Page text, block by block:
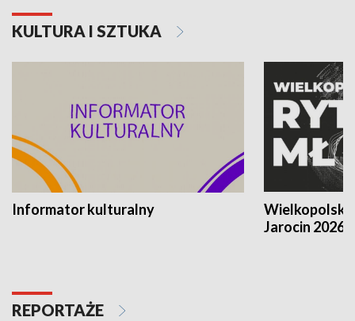
KULTURA I SZTUKA
Informator kulturalny
Jarocin 2026
REPORTAŻE